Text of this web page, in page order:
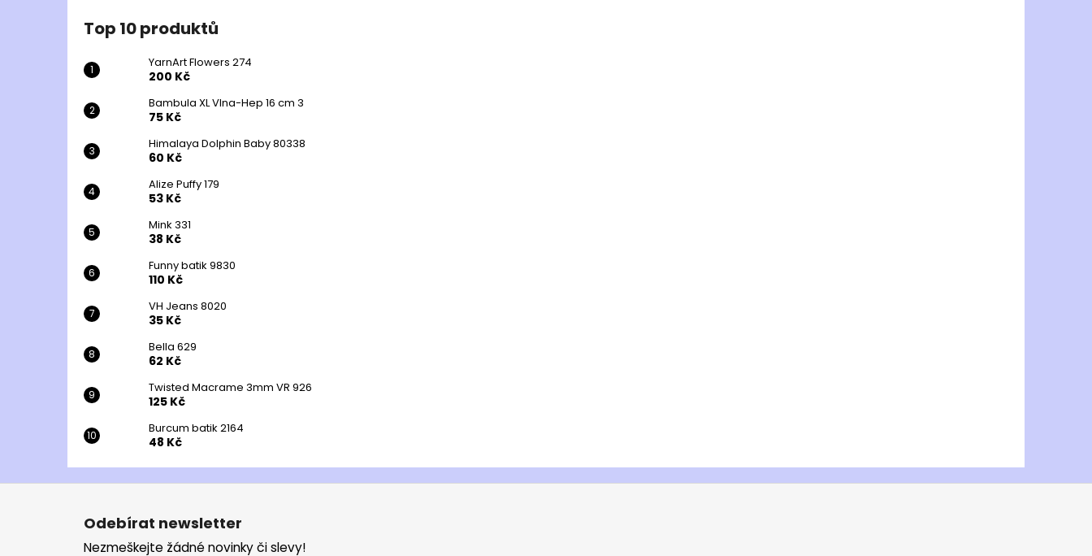
Top 10 produktů
YarnArt Flowers 274
200 Kč
Bambula XL Vlna-Hep 16 cm 3
75 Kč
Himalaya Dolphin Baby 80338
60 Kč
Alize Puffy 179
53 Kč
Mink 331
38 Kč
Funny batik 9830
110 Kč
VH Jeans 8020
35 Kč
Bella 629
62 Kč
Twisted Macrame 3mm VR 926
125 Kč
Burcum batik 2164
48 Kč
Z
Odebírat newsletter
Nezmeškejte žádné novinky či slevy!